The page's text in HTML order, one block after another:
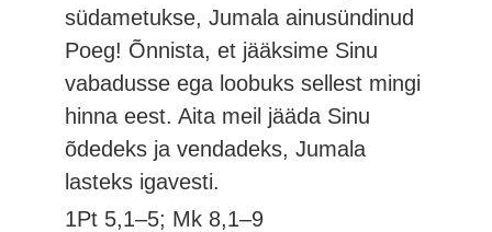
südametukse, Jumala ainusündinud
Poeg! Õnnista, et jääksime Sinu
vabadusse ega loobuks sellest mingi
hinna eest. Aita meil jääda Sinu
õdedeks ja vendadeks, Jumala
lasteks igavesti.
1Pt 5,1–5; Mk 8,1–9